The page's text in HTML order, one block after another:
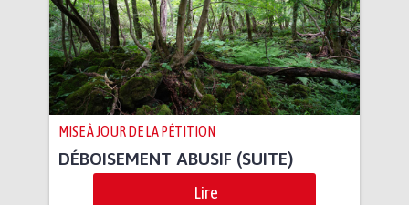
MISE À JOUR DE LA PÉTITION
DÉBOISEMENT ABUSIF (SUITE)
Lire